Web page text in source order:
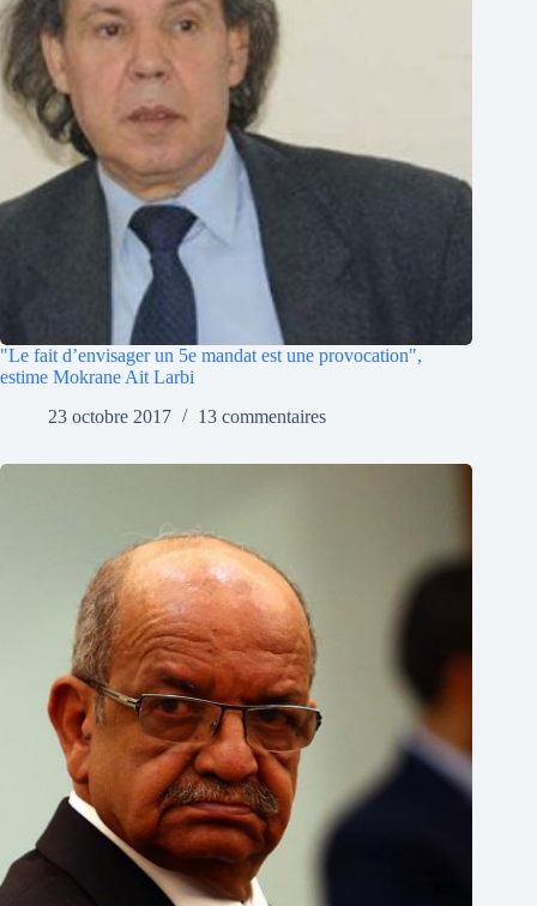
"Le fait d’envisager un 5e mandat est une provocation",
estime Mokrane Ait Larbi
23 octobre 2017
13 commentaires